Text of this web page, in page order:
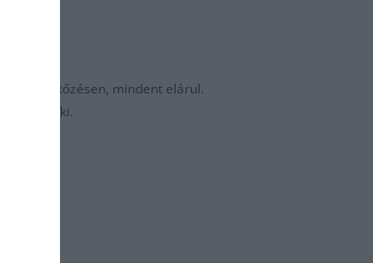
a mérkőzésen, mindent elárul.
hagyta ki.